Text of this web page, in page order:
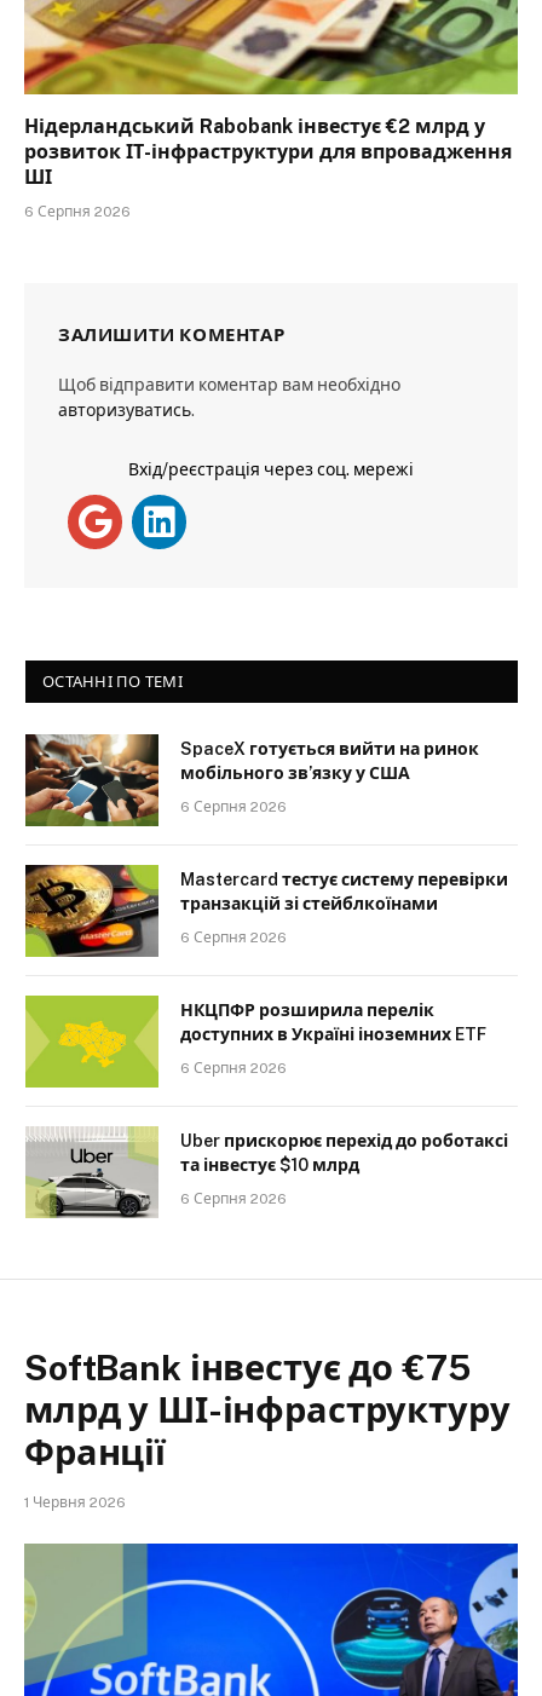
Нідерландський Rabobank інвестує €2 млрд у
розвиток ІТ-інфраструктури для впровадження
ШІ
6 Серпня 2026
ЗАЛИШИТИ КОМЕНТАР
Щоб відправити коментар вам необхідно
авторизуватись.
Вхід/реєстрація через соц. мережі
ОСТАННІ ПО ТЕМІ
SpaceX готується вийти на ринок
мобільного зв’язку у США
6 Серпня 2026
Mastercard тестує систему перевірки
транзакцій зі стейблкоїнами
6 Серпня 2026
НКЦПФР розширила перелік
доступних в Україні іноземних ETF
6 Серпня 2026
Uber прискорює перехід до роботаксі
та інвестує $10 млрд
6 Серпня 2026
SoftBank інвестує до €75
млрд у ШІ-інфраструктуру
Франції
1 Червня 2026